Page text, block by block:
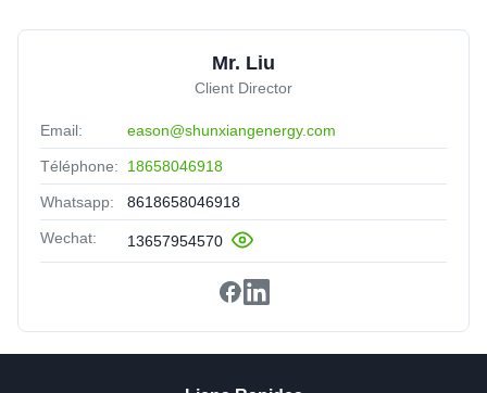
Mr. Liu
Client Director
Email: eason@shunxiangenergy.com
Téléphone: 18658046918
Whatsapp: 8618658046918
Wechat: 13657954570